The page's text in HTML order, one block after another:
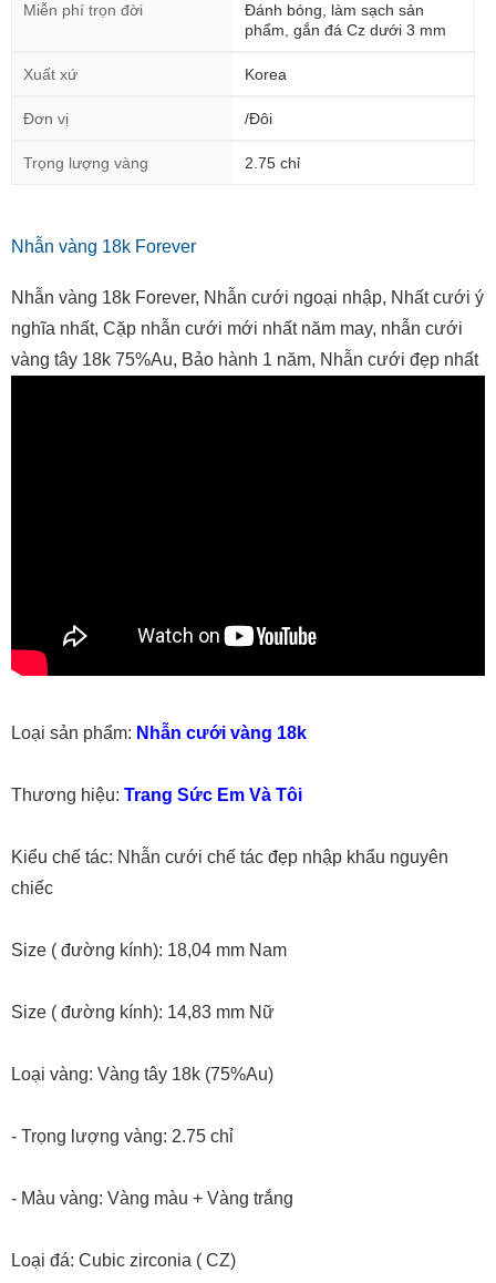
Miễn phí trọn đời
Đánh bóng, làm sạch sản
phẩm, gắn đá Cz dưới 3 mm
Xuất xứ Korea
Đơn vị /Đôi
Trọng lượng vàng 2.75 chỉ
Nhẫn vàng 18k Forever
Nhẫn vàng 18k Forever, Nhẫn cưới ngoại nhập, Nhất cưới ý
nghĩa nhất, Cặp nhẫn cưới mới nhất năm may, nhẫn cưới
vàng tây 18k 75%Au, Bảo hành 1 năm, Nhẫn cưới đẹp nhất
Loại sản phẩm: Nhẫn cưới vàng 18k
Thương hiệu: Trang Sức Em Và Tôi
Kiểu chế tác: Nhẫn cưới chế tác đẹp nhập khẩu nguyên
chiếc
Size ( đường kính): 18,04 mm Nam
Size ( đường kính): 14,83 mm Nữ
Loại vàng: Vàng tây 18k (75%Au)
- Trọng lượng vàng: 2.75 chỉ
- Màu vàng: Vàng màu + Vàng trắng
Loại đá: Cubic zirconia ( CZ)